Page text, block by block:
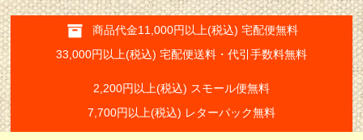
商品代金11,000円以上(税込) 宅配便無料
33,000円以上(税込) 宅配便送料・代引手数料無料
2,200円以上(税込) スモール便無料
7,700円以上(税込) レターパック無料